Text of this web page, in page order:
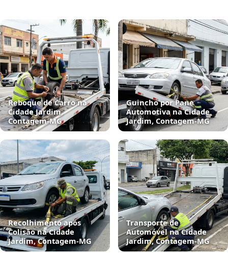
Reboque de Carro na
Cidade Jardim,
Contagem‑MG
Guincho por Pane
Automotiva na Cidade
Jardim, Contagem‑MG
Recolhimento após
Colisão na Cidade
Jardim, Contagem‑MG
Transporte de
Automóvel na Cidade
Jardim, Contagem‑MG